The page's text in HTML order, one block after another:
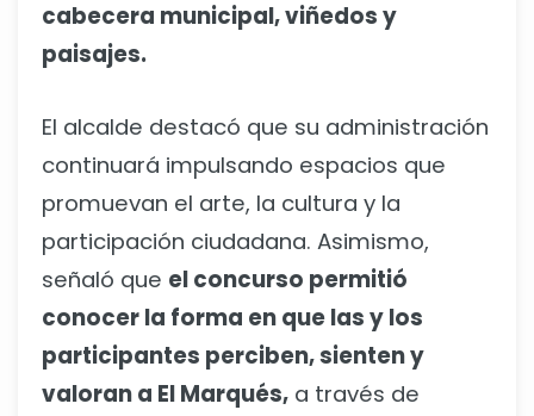
cabecera municipal, viñedos y
paisajes.
El alcalde destacó que su administración
continuará impulsando espacios que
promuevan el arte, la cultura y la
participación ciudadana. Asimismo,
señaló que el concurso permitió
conocer la forma en que las y los
participantes perciben, sienten y
valoran a El Marqués, a través de